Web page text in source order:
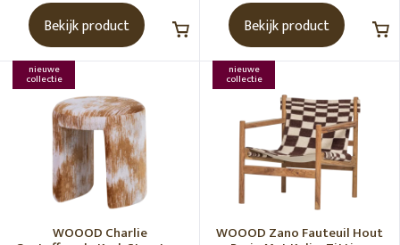
Bekijk product Bekijk product
nieuwe
collectie
WOOOD Charlie
nieuwe
collectie
WOOOD Zano Fauteuil Hout